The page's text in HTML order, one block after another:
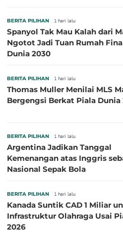
BERITA PILIHAN 1 hari lalu
Spanyol Tak Mau Kalah dari
Ngotot Jadi Tuan Rumah
Dunia 2030
BERITA PILIHAN 1 hari lalu
Thomas Muller Menilai MLS
Bergengsi Berkat Piala Dunia
BERITA PILIHAN 1 hari lalu
Argentina Jadikan Tanggal
Kemenangan atas Inggris
Nasional Sepak Bola
BERITA PILIHAN 1 hari lalu
Kanada Suntik CAD 1 Miliar
Infrastruktur Olahraga Usai
2026